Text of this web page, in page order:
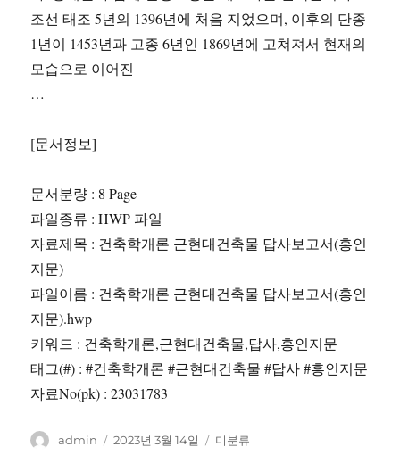
조선 태조 5년의 1396년에 처음 지었으며, 이후의 단종
1년이 1453년과 고종 6년인 1869년에 고쳐져서 현재의
모습으로 이어진
…
[문서정보]
문서분량 : 8 Page
파일종류 : HWP 파일
자료제목 : 건축학개론 근현대건축물 답사보고서(흥인
지문)
파일이름 : 건축학개론 근현대건축물 답사보고서(흥인
지문).hwp
키워드 : 건축학개론,근현대건축물,답사,흥인지문
태그(#) : #건축학개론 #근현대건축물 #답사 #흥인지문
자료No(pk) : 23031783
글
admin
작
2023년 3월 14일
카
미분류